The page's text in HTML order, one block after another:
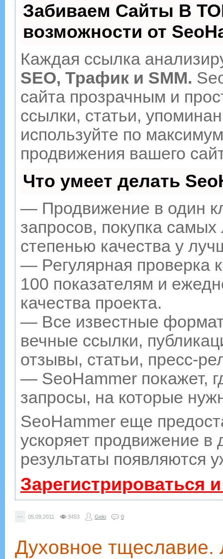
Забиваем Сайты В
возможности от
Каждая ссылка
SEO, Трафик и SMM.
сайта прозрачным и
ссылки, статьи,
используйте по
продвижения вашего
Что умеет делать
— Продвижение в один
запросов, покупка
степенью качества у
— Регулярная проверка
100 показателям и
качества проекта.
— Все известные
вечные ссылки,
отзывы, статьи, пресс-
— SeoHammer покажет,
запросы, на которые
SeoHammer еще
ускоряет продвижение в
результаты появляются
Зарегистрироваться
— 05.09.2011 3453 Gelo 0
Духовное тщеславие.